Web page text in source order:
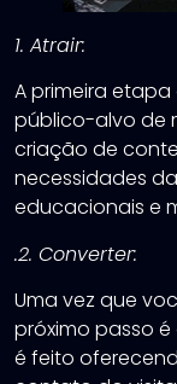
1. Atrair:
A primeira
público-alvo de
criação de
necessidades
educacionais e
.2. Converter:
Uma vez que
próximo passo
é feito